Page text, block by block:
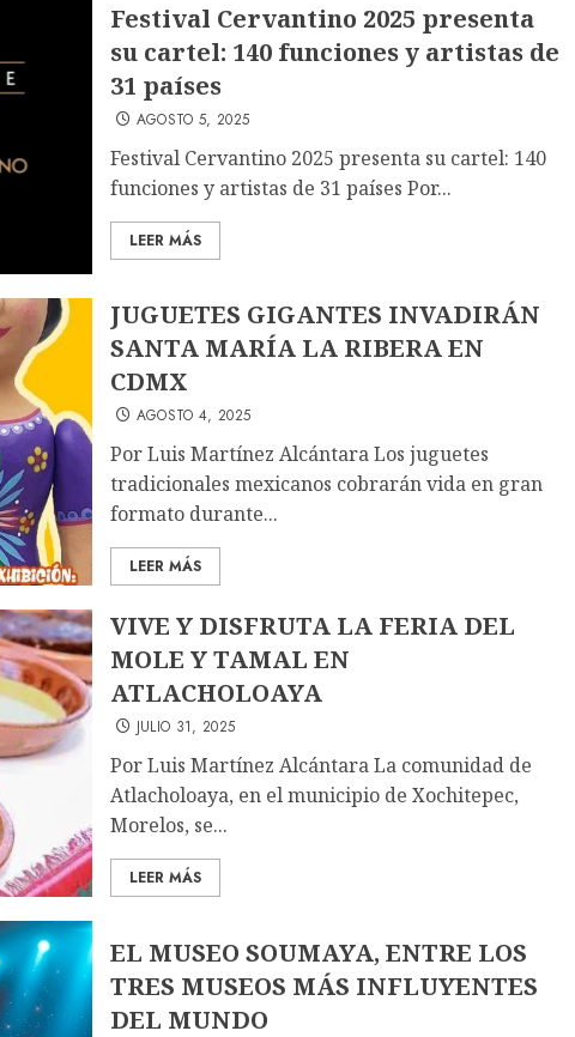
Festival Cervantino 2025 presenta
su cartel: 140 funciones y artistas de
31 países
AGOSTO 5, 2025
Festival Cervantino 2025 presenta su cartel: 140
funciones y artistas de 31 países Por...
LEER MÁS
JUGUETES GIGANTES INVADIRÁN
SANTA MARÍA LA RIBERA EN
CDMX
AGOSTO 4, 2025
Por Luis Martínez Alcántara Los juguetes
tradicionales mexicanos cobrarán vida en gran
formato durante...
LEER MÁS
VIVE Y DISFRUTA LA FERIA DEL
MOLE Y TAMAL EN
ATLACHOLOAYA
JULIO 31, 2025
Por Luis Martínez Alcántara La comunidad de
Atlacholoaya, en el municipio de Xochitepec,
Morelos, se...
LEER MÁS
EL MUSEO SOUMAYA, ENTRE LOS
TRES MUSEOS MÁS INFLUYENTES
DEL MUNDO